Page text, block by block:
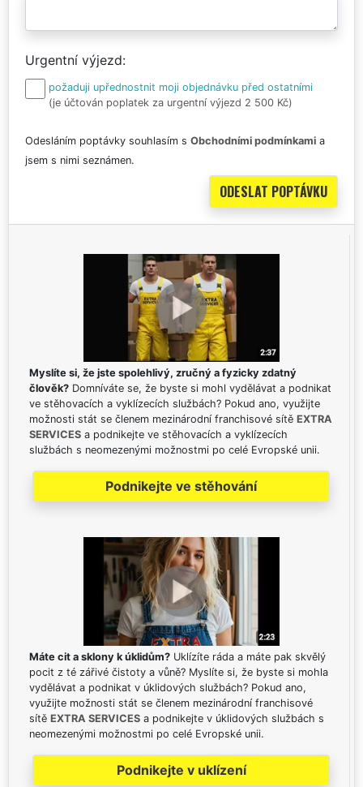
Urgentní výjezd
požaduji upřednostnit moji objednávku před ostatními
(je účtován poplatek za urgentní výjezd 2 500 Kč)
Odesláním poptávky souhlasím s Obchodními podmínkami a
jsem s nimi seznámen.
Myslíte si, že jste spolehlivý, zručný a fyzicky zdatný
člověk? Domníváte se, že byste si mohl vydělávat a podnikat
ve stěhovacích a vyklízecích službách? Pokud ano, využijte
možnosti stát se členem mezinárodní franchisové sítě EXTRA
SERVICES a podnikejte ve stěhovacích a vyklízecích
službách s neomezenými možnostmi po celé Evropské unii.
Podnikejte ve stěhování
Máte cit a sklony k úklidům? Uklízíte ráda a máte pak skvělý
pocit z té zářivé čistoty a vůně? Myslíte si, že byste si mohla
vydělávat a podnikat v úklidových službách? Pokud ano,
využijte možnosti stát se členem mezinárodní franchisové
sítě EXTRA SERVICES a podnikejte v úklidových službách s
neomezenými možnostmi po celé Evropské unii.
Podnikejte v uklízení